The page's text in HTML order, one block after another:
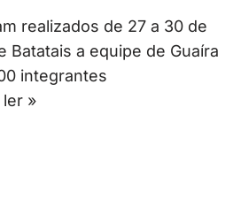
realizados de 27 a 30 de
Batatais a equipe de Guaíra
integrantes
»